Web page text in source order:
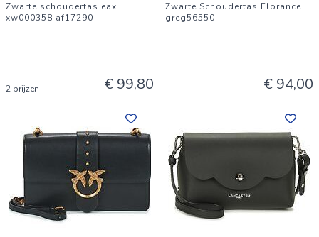
Zwarte schoudertas eax
xw000358 af17290
2 prijzen € 99,80
Zwarte Schoudertas Florance
greg56550
€ 94,00